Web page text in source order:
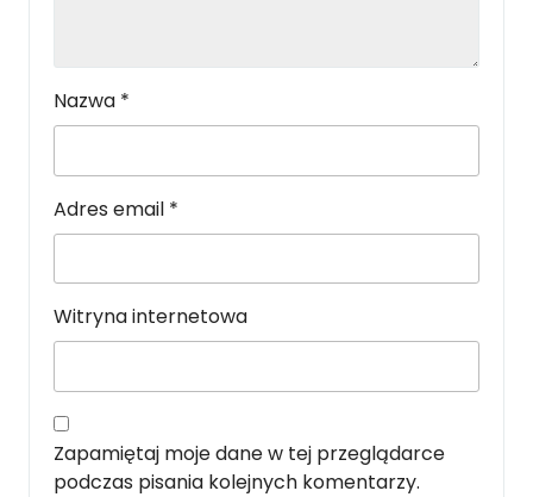
Nazwa *
Adres email *
Witryna internetowa
Zapamiętaj moje dane w tej przeglądarce
podczas pisania kolejnych komentarzy.